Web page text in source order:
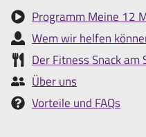
Programm Meine 12
Wem wir helfen
Der Fitness Snack am
Über uns
Vorteile und FAQs